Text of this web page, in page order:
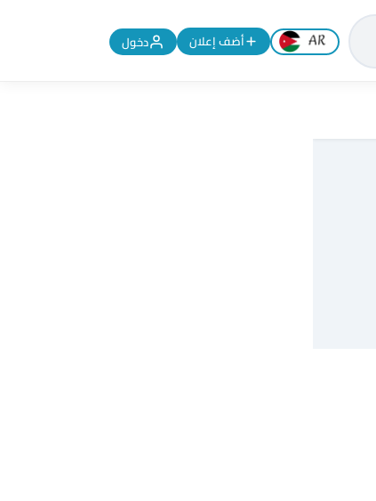
تغيير اللغة إلى الإنجليزية
أضف إعلان دخول